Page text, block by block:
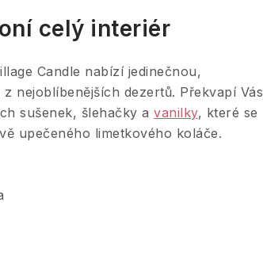
celý interiér
Candle nabízí jedinečnou,
nejoblíbenějších dezertů. Překvapí Vás
sušenek, šlehačky a vanilky, které se
upečeného limetkového koláče.